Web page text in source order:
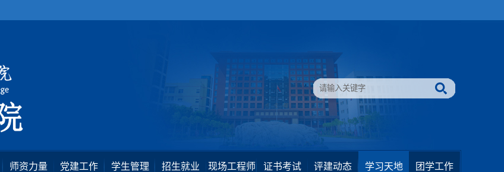
师资力量 党建工作 学生管理 招生就业 现场工程师 证书考试 评建动态 学习天地 团学工作